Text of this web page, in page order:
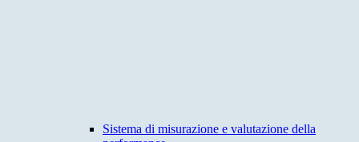
Sistema di misurazione e valutazione della